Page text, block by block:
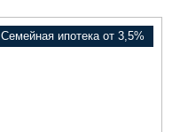
Семейная ипотека от 3,5%